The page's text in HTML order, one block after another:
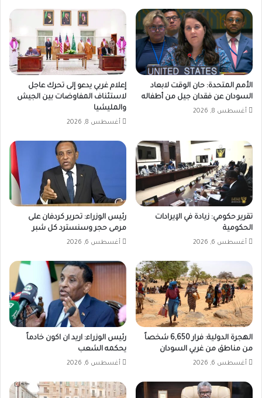
الأمم المتحدة: حان الوقت لابعاد
السودان عن فقدان جيل من أطفاله
أغسطس 8, 2026
إعلام غربي يدعو إلى تحرك عاجل
لاستئناف المفاوضات بين الجيش
والمليشيا
أغسطس 8, 2026
تقرير حكومي: زيادة في الإيرادات
الحكومية
أغسطس 6, 2026
رئيس الوزراء: تحرير كردفان على
مرمى حجر وسنسترد كل شبر
أغسطس 6, 2026
الهجرة الدولية: فرار 6,650 شخصاً
من مناطق من غربي السودان
أغسطس 6, 2026
رئيس الوزراء: اريد ان اكون خادماً
يحكمه الشعب
أغسطس 6, 2026